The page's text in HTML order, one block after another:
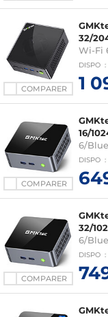
COMPARER
32/
Wi-Fi
DISPO :
1
COMPARER
16/
6/
DISPO :
COMPARER
32/
6/
DISPO :